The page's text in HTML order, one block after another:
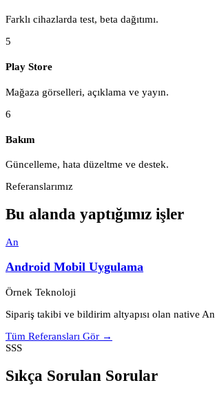
Farklı cihazlarda test, beta dağıtımı.
5
Play Store
Mağaza görselleri, açıklama ve yayın.
6
Bakım
Güncelleme, hata düzeltme ve destek.
Referanslarımız
Bu alanda yaptığımız işler
An
Android Mobil Uygulama
Örnek Teknoloji
Sipariş takibi ve bildirim altyapısı olan native
Tüm Referansları Gör →
SSS
Sıkça Sorulan Sorular